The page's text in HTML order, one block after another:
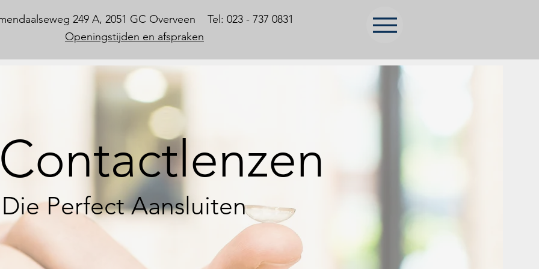
249 A, 2051 GC Overveen Tel: 023 - 737 0831
Openingstijden en afspraken
Die Perfect Aansluiten